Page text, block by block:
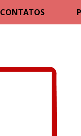
CONTATOS